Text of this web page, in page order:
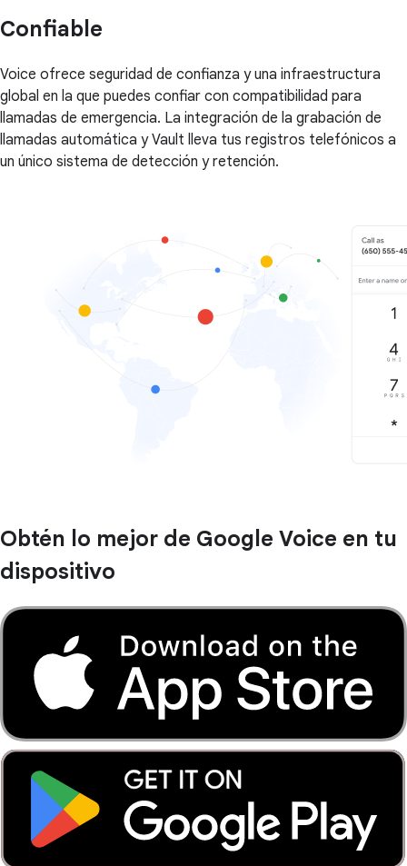
Confiable
Voice ofrece seguridad de confianza y una infraestructura
global en la que puedes confiar con compatibilidad para
llamadas de emergencia. La integración de la grabación de
llamadas automática y Vault lleva tus registros telefónicos a
un único sistema de detección y retención.
Obtén lo mejor de Google Voice en tu
dispositivo